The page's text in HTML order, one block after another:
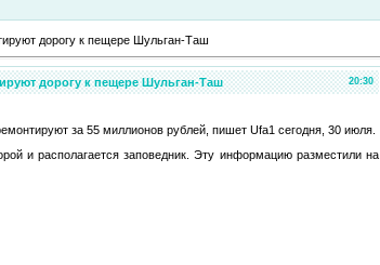
дорогу к пещере Шульган-Таш
20:30
дорогу к пещере Шульган-Таш
за 55 миллионов рублей, пишет Ufa1 сегодня, 30 июля.
и располагается заповедник. Эту информацию разместили на